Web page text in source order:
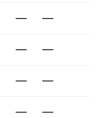
— —
— —
— —
— —